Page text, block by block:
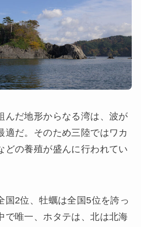
んだ地形からなる湾は、波が
適だ。そのため三陸ではワカ
どの養殖が盛んに行われてい
国2位、牡蠣は全国5位を誇っ
で唯一、ホタテは、北は北海